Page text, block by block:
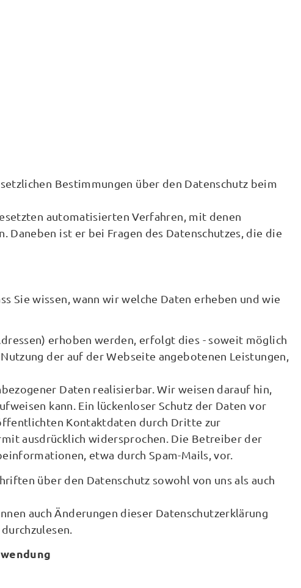
Bestimmungen über den Datenschutz beim
automatisierten Verfahren, mit denen
ist er bei Fragen des Datenschutzes, die die
Sie wissen, wann wir welche Daten erheben und wie
erhoben werden, erfolgt dies - soweit möglich
der auf der Webseite angebotenen Leistungen,
Daten realisierbar. Wir weisen darauf hin,
kann. Ein lückenloser Schutz der Daten vor
Kontaktdaten durch Dritte zur
ausdrücklich widersprochen. Die Betreiber der
etwa durch Spam-Mails, vor.
über den Datenschutz sowohl von uns als auch
auch Änderungen dieser Datenschutzerklärung